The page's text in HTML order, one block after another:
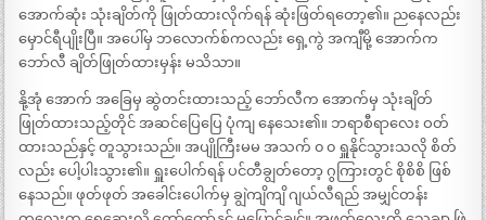
အောက်ဆုံး သုံးချိတ်ကို ဖြုတ်ထားလိုက်ရန် ဆုံးဖြတ်ရတော့၏။ ညနေလည်း
မှောင်ရီပျိုးပြီ။ အပေါ်မှ ဘလောက်စ်ကလည်း ရှေ့ကွဲ အကျီမို့ အောက်က
ဘော်လီ ချိတ်ဖြုတ်ထားမှန်း မသိသာ။
နို့အုံ အောက် အခြေမှ ဆွဲတင်းထားသည့် ဘော်လီက အောက်မှ သုံးချိတ်
ဖြုတ်ထားသည့်တိုင် အဆင်ပြေပြေ ပုံကျ နေသေး၏။ ဘရာစီရာလေး ဝတ်
ထားသည်နှင့် တူသွားသည်။ အပျိုကြီးမမ အသက် ၀ ၀ ရှူနိုင်သွားသလို စိတ်
လည်း ပေါ့ပါးသွား၏။ ရှူးပေါက်ရန် ပင်တီချွတ်တော့ ဂွကြားတွင် စိုစိစိ ဖြစ်
နေသည်။ ဖုတ်ဖုတ် အခေါင်းပေါက်မှ ချွဲကျိကျိ ဂျယ်လီရည် အမျှင်တန်း